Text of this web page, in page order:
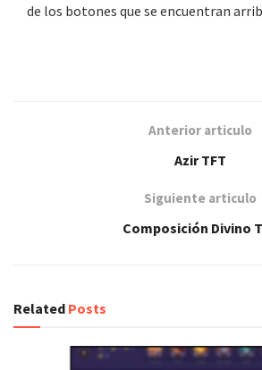
de los botones que se encuentran
Anterior articulo
Azir TFT
Siguiente articulo
Composición Divino
Related Posts